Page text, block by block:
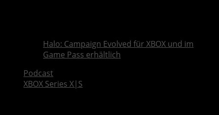
Halo: Campaign Evolved für XBOX und im
Game Pass erhältlich
Podcast
XBOX Series X|S